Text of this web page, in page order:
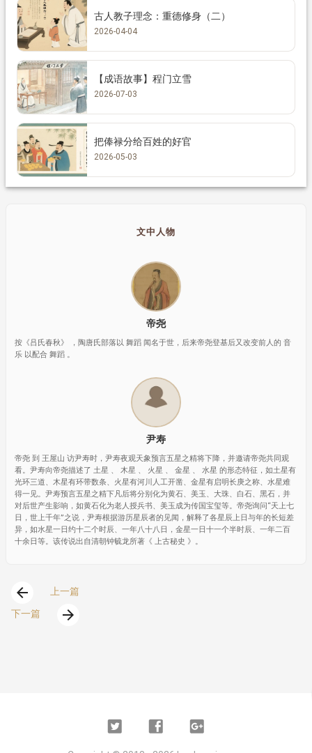
古人教子理念：重德修身（二）
2026-04-04
【成语故事】程门立雪
2026-07-03
把俸禄分给百姓的好官
2026-05-03
文中人物
帝尧
按《吕氏春秋》 ，陶唐氏部落以 舞蹈 闻名于世，后来帝尧登基后又改变前人的 音
乐 以配合 舞蹈 。
尹寿
帝尧 到 王屋山 访尹寿时，尹寿夜观天象预言五星之精将下降，并邀请帝尧共同观
看。尹寿向帝尧描述了 土星 、 木星 、 火星 、 金星 、 水星 的形态特征，如土星有
光环三道、木星有环带数条、火星有河川人工开凿、金星有启明长庚之称、水星难
得一见。尹寿预言五星之精下凡后将分别化为黄石、美玉、大珠、白石、黑石，并
对后世产生影响，如黄石化为老人授兵书、美玉成为传国宝玺等。帝尧询问“天上七
日，世上千年”之说，尹寿根据游历星辰者的见闻，解释了各星辰上日与年的长短差
异，如水星一日约十二个时辰、一年八十八日，金星一日十一个半时辰、一年二百
十余日等。该传说出自清朝钟毓龙所著《 上古秘史 》。
arrow_back
上一篇
下一篇
arrow_forward
Twitter FacebookGoogle